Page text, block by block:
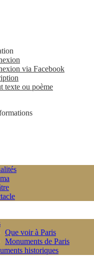
via Facebook
texte ou poème
Que voir à Paris
Monuments de Paris
historiques